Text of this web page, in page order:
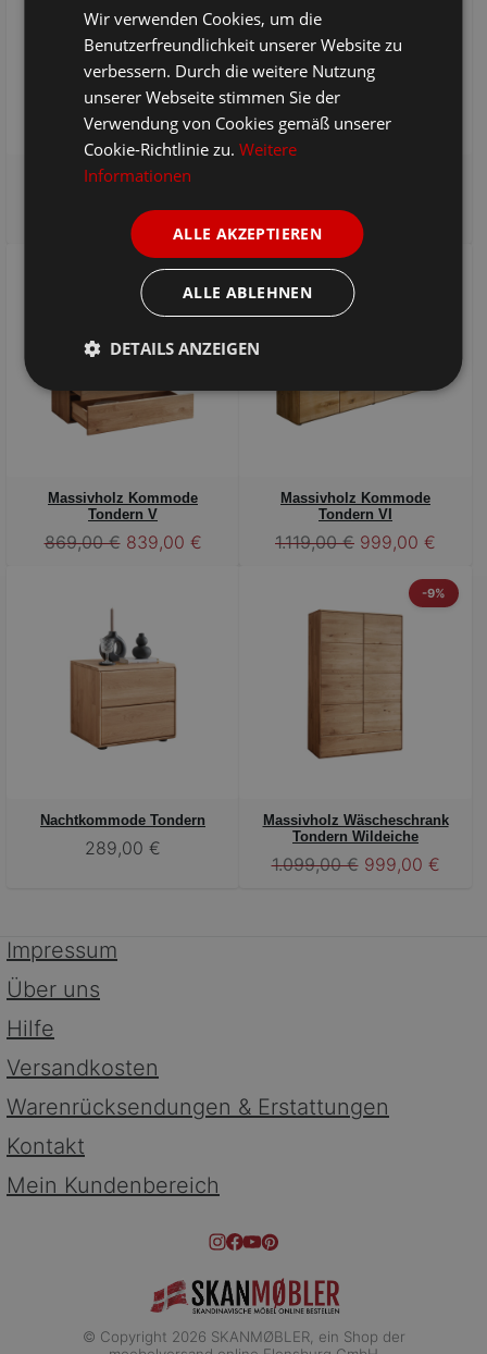
Massivholz Kommode
689,00 € 599,00 € 569,00 €
-3%
Massivholz Kommode
Tondern V
869,00 € 839,00 €
Massivholz Kommode
Tondern VI
1.119,00 € 999,00 €
Nachtkommode Tondern
289,00 €
-9%
Massivholz Wäscheschrank
Tondern Wildeiche
1.099,00 € 999,00 €
Impressum
Über uns
Hilfe
Versandkosten
Warenrücksendungen & Erstattungen
Kontakt
Mein Kundenbereich
© Copyright 2026 SKANMØBLER, ein Shop der
Wir verwenden Cookies, um die
Benutzerfreundlichkeit unserer Website zu
verbessern. Durch die weitere Nutzung
unserer Webseite stimmen Sie der
Verwendung von Cookies gemäß unserer
Cookie-Richtlinie zu.Weitere
Informationen
ALLE AKZEPTIEREN
ALLE ABLEHNEN
DETAILS ANZEIGEN